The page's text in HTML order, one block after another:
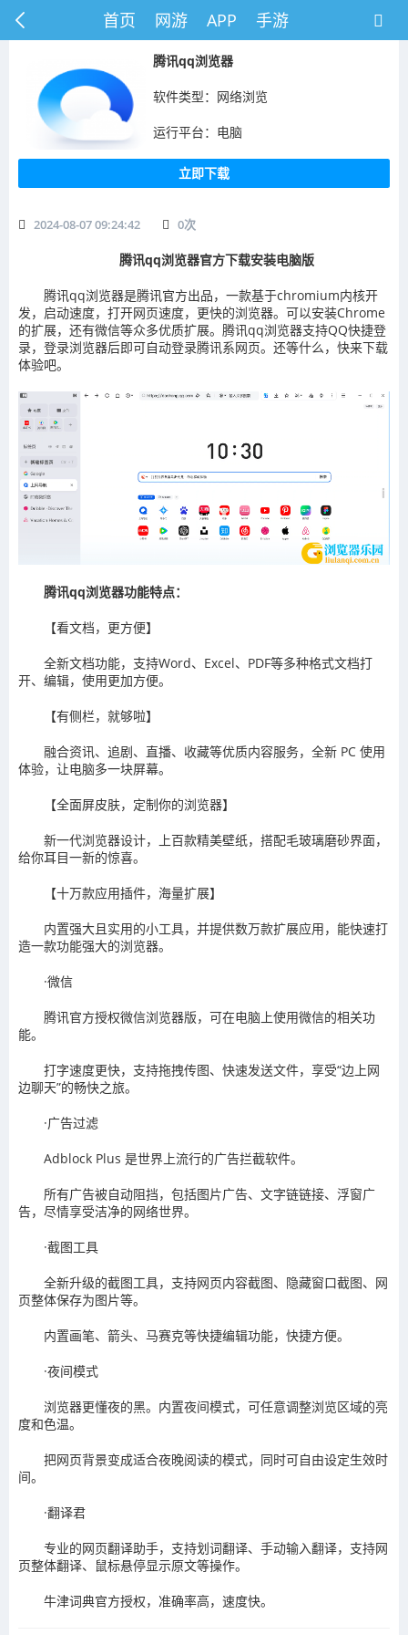
首页 网游 APP 手游
​腾讯qq浏览器
软件类型：网络浏览
运行平台：电脑
立即下载
2024-08-07 09:24:42 0次
腾讯qq浏览器官方下载安装电脑版
腾讯qq浏览器是腾讯官方出品，一款基于chromium内核开
发，启动速度，打开网页速度，更快的浏览器。可以安装Chrome
的扩展，还有微信等众多优质扩展。腾讯qq浏览器支持QQ快捷登
录，登录浏览器后即可自动登录腾讯系网页。还等什么，快来下载
体验吧。
腾讯qq浏览器功能特点：
【看文档，更方便】
全新文档功能，支持Word、Excel、PDF等多种格式文档打
开、编辑，使用更加方便。
【有侧栏，就够啦】
融合资讯、追剧、直播、收藏等优质内容服务，全新 PC 使用
体验，让电脑多一块屏幕。
【全面屏皮肤，定制你的浏览器】
新一代浏览器设计，上百款精美壁纸，搭配毛玻璃磨砂界面，
给你耳目一新的惊喜。
【十万款应用插件，海量扩展】
内置强大且实用的小工具，并提供数万款扩展应用，能快速打
造一款功能强大的浏览器。
·微信
腾讯官方授权微信浏览器版，可在电脑上使用微信的相关功
能。
打字速度更快，支持拖拽传图、快速发送文件，享受“边上网
边聊天”的畅快之旅。
·广告过滤
Adblock Plus 是世界上流行的广告拦截软件。
所有广告被自动阻挡，包括图片广告、文字链链接、浮窗广
告，尽情享受洁净的网络世界。
·截图工具
全新升级的截图工具，支持网页内容截图、隐藏窗口截图、网
页整体保存为图片等。
内置画笔、箭头、马赛克等快捷编辑功能，快捷方便。
·夜间模式
浏览器更懂夜的黑。内置夜间模式，可任意调整浏览区域的亮
度和色温。
把网页背景变成适合夜晚阅读的模式，同时可自由设定生效时
间。
·翻译君
专业的网页翻译助手，支持划词翻译、手动输入翻译，支持网
页整体翻译、鼠标悬停显示原文等操作。
牛津词典官方授权，准确率高，速度快。